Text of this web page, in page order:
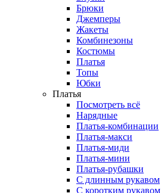
Брюки
Джемперы
Жакеты
Комбинезоны
Костюмы
Платья
Топы
Юбки
Платья
Посмотреть всё
Нарядные
Платья-комбинации
Платья-макси
Платья-миди
Платья-мини
Платья-рубашки
С длинным рукавом
С коротким рукавом